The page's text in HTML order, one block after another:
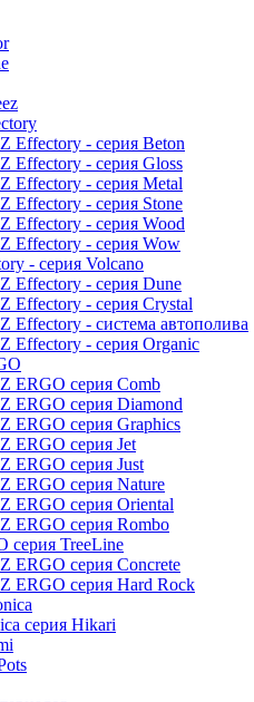
Effectory - серия Beton
Effectory - серия Gloss
Effectory - серия Metal
Effectory - серия Stone
Effectory - серия Wood
Effectory - серия Wow
- серия Volcano
Effectory - серия Dune
Effectory - серия Crystal
Effectory - система автополива
Effectory - серия Organic
ERGO серия Comb
ERGO серия Diamond
ERGO серия Graphics
ERGO серия Jet
ERGO серия Just
ERGO серия Nature
ERGO серия Oriental
ERGO серия Rombo
серия TreeLine
ERGO серия Concrete
ERGO серия Hard Rock
серия Hikari